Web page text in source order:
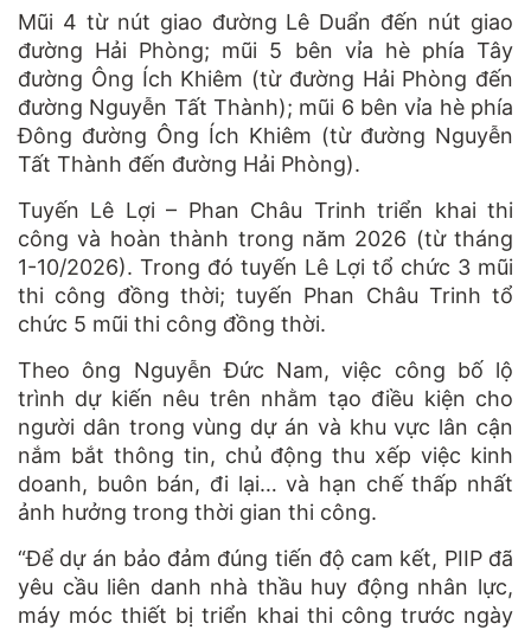
Mũi 4 từ nút giao đường Lê Duẩn đến nút giao
đường Hải Phòng; mũi 5 bên vỉa hè phía Tây
đường Ông Ích Khiêm (từ đường Hải Phòng đến
đường Nguyễn Tất Thành); mũi 6 bên vỉa hè phía
Đông đường Ông Ích Khiêm (từ đường Nguyễn
Tất Thành đến đường Hải Phòng).
Tuyến Lê Lợi – Phan Châu Trinh triển khai thi
công và hoàn thành trong năm 2026 (từ tháng
1-10/2026). Trong đó tuyến Lê Lợi tổ chức 3 mũi
thi công đồng thời; tuyến Phan Châu Trinh tổ
chức 5 mũi thi công đồng thời.
Theo ông Nguyễn Đức Nam, việc công bố lộ
trình dự kiến nêu trên nhằm tạo điều kiện cho
người dân trong vùng dự án và khu vực lân cận
nắm bắt thông tin, chủ động thu xếp việc kinh
doanh, buôn bán, đi lại… và hạn chế thấp nhất
ảnh hưởng trong thời gian thi công.
“Để dự án bảo đảm đúng tiến độ cam kết, PIIP đã
yêu cầu liên danh nhà thầu huy động nhân lực,
máy móc thiết bị triển khai thi công trước ngày